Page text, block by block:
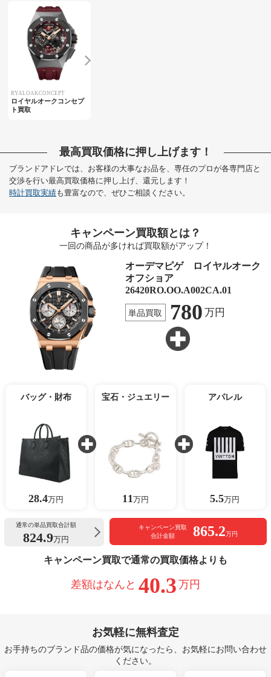
RYALOAKCONCEPT
ロイヤルオークコンセプ
ト買取
最高買取価格に押し上げます！
ブランドアドレでは、お客様の大事なお品を、専任のプロが各専門店と
交渉を行い最高買取価格に押し上げ、還元します！
時計買取実績も豊富なので、ぜひご相談ください。
キャンペーン買取額とは？
一回の商品が多ければ買取額がアップ！
オーデマピゲ ロイヤルオーク
オフショア
26420RO.OO.A002CA.01
単品買取 780 万円
バッグ・財布
28.4万円
宝石・ジュエリー
11 万円
アパレル
5.5万円
通常の単品買取合計額
824.9万円
キャンペーン買取
合計金額
865.2万円
キャンペーン買取で通常の買取価格よりも
差額はなんと 40.3 万円
お気軽に無料査定
お手持ちのブランド品の価格が気になったら、お気軽にお問い合わせ
ください。